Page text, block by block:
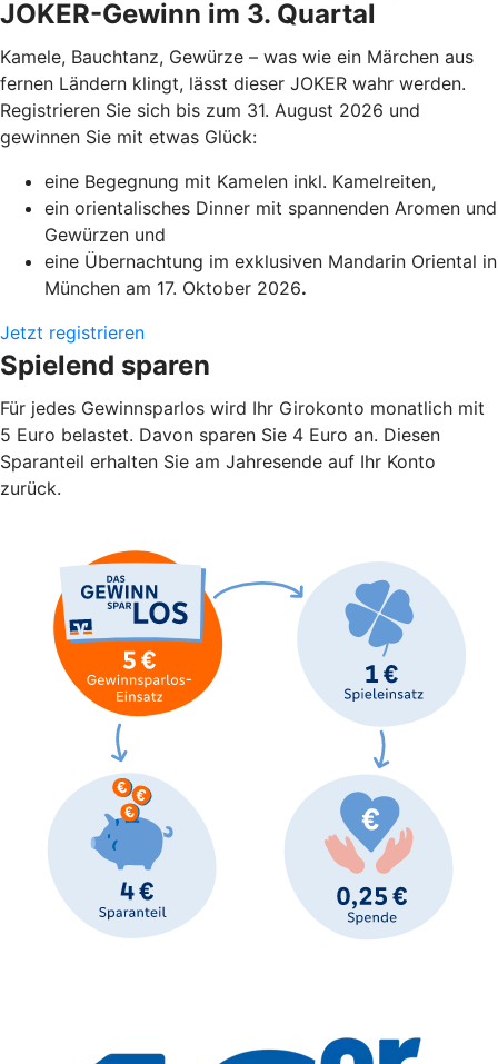
JOKER-Gewinn im 3. Quartal
Kamele, Bauchtanz, Gewürze – was wie ein Märchen aus
fernen Ländern klingt, lässt dieser JOKER wahr werden.
Registrieren Sie sich bis zum 31. August 2026 und
gewinnen Sie mit etwas Glück:
eine Begegnung mit Kamelen inkl. Kamelreiten,
ein orientalisches Dinner mit spannenden Aromen und
Gewürzen und
eine Übernachtung im exklusiven Mandarin Oriental in
München am 17. Oktober 2026.
Jetzt registrieren
Spielend sparen
Für jedes Gewinnsparlos wird Ihr Girokonto monatlich mit
5 Euro belastet. Davon sparen Sie 4 Euro an. Diesen
Sparanteil erhalten Sie am Jahresende auf Ihr Konto
zurück.